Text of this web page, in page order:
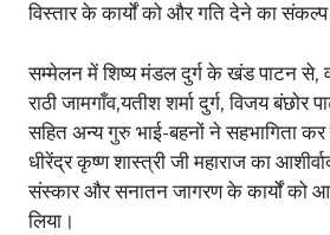
विस्तार के कार्यों को और गति देने का संकल्प
सम्मेलन में शिष्य मंडल दुर्ग के खंड पाटन से,
राठी जामगाँव,यतीश शर्मा दुर्ग, विजय बंछोर
सहित अन्य गुरु भाई-बहनों ने सहभागिता
धीरेंद्र कृष्ण शास्त्री जी महाराज का
संस्कार और सनातन जागरण के कार्यों को
लिया।